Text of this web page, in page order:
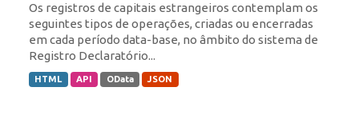
Os registros de capitais estrangeiros contemplam os
seguintes tipos de operações, criadas ou encerradas
em cada período data-base, no âmbito do sistema de
Registro Declaratório...
HTML API OData JSON